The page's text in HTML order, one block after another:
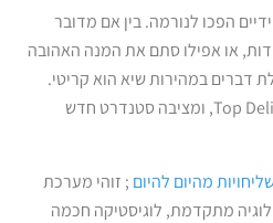
הפכו לנורמה. בין אם מדובר
או אפילו סתם את המנה האהובה
במהירות שיא הוא קריטי.
בדיוק כאן נכנסת לתמונה Top Delivery, ומציבה סטנדרט חדש
מהיום להיום; זוהי מערכת
מתקדמת, לוגיסטיקה חכמה